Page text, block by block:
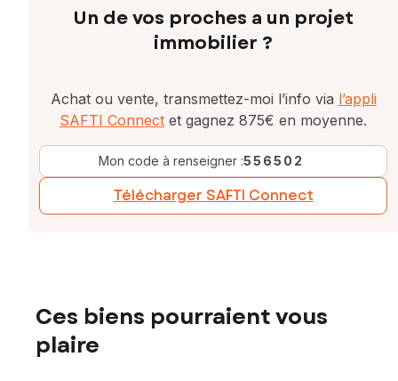
Un de vos proches a un projet
immobilier ?
Achat ou vente, transmettez-moi l’info via l’appli
SAFTI Connect et gagnez 875€ en moyenne.
Mon code à renseigner :556502
Télécharger SAFTI Connect
Ces biens pourraient vous
plaire